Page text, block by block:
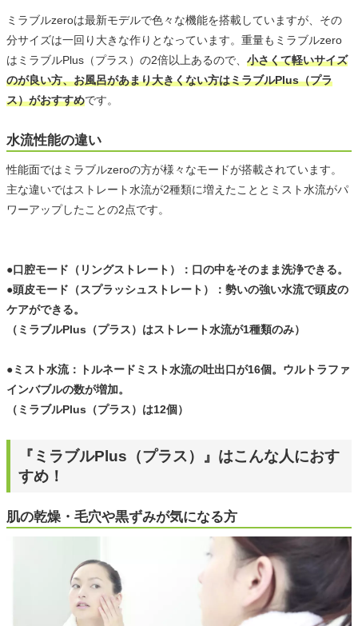
ミラブルzeroは最新モデルで色々な機能を搭載していますが、その
分サイズは一回り大きな作りとなっています。重量もミラブルzero
はミラブルPlus（プラス）の2倍以上あるので、 小さくて軽いサイズ
のが良い方、お風呂があまり大きくない方はミラブルPlus（プラ
ス）がおすすめです。
水流性能の違い
性能面ではミラブルzeroの方が様々なモードが搭載されています。
主な違いではストレート水流が2種類に増えたこととミスト水流がパ
ワーアップしたことの2点です。
●口腔モード（リングストレート）：口の中をそのまま洗浄できる。
●頭皮モード（スプラッシュストレート）：勢いの強い水流で頭皮の
ケアができる。
（ミラブルPlus（プラス）はストレート水流が1種類のみ）
●ミスト水流：トルネードミスト水流の吐出口が16個。ウルトラファ
インバブルの数が増加。
（ミラブルPlus（プラス）は12個）
『ミラブルPlus（プラス）』はこんな人におす
すめ！
肌の乾燥・毛穴や黒ずみが気になる方